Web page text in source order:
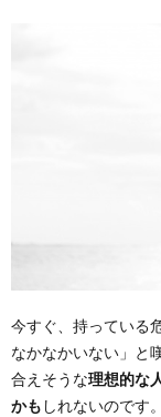
今すぐ、持っている
なかなかいない」と
合えそうな理想的な
かも しれないのです。